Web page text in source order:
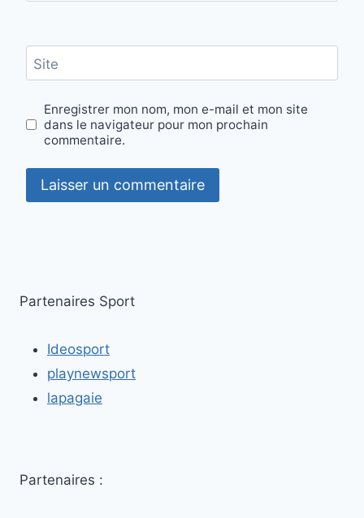
Site
Enregistrer mon nom, mon e-mail et mon site
dans le navigateur pour mon prochain
commentaire.
Partenaires Sport
Ideosport
playnewsport
lapagaie
Partenaires :